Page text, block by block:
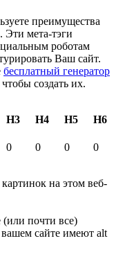
преимущества
Эти мета-тэги
роботам
Ваш сайт.
бесплатный генератор
чтобы создать их.
H3 H4 H5 H6
0 0 0 0
на этом веб-
почти все)
сайте имеют alt